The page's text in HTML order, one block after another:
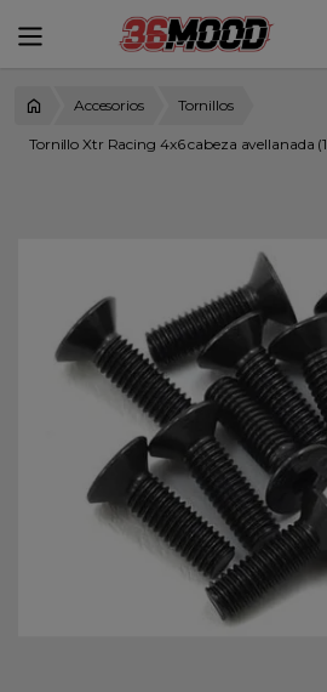
Accesorios Tornillos
Tornillo Xtr Racing 4x6 cabeza avellanada